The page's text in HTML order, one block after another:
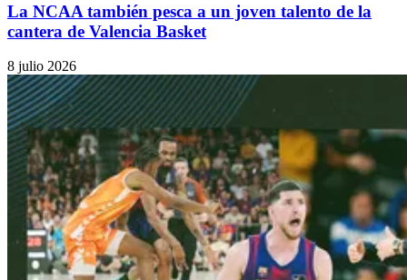
La NCAA también pesca a un joven talento de la
cantera de Valencia Basket
8 julio 2026